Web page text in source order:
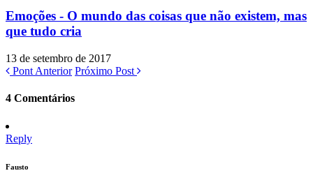
Emoções - O mundo das coisas que não existem, mas
que tudo cria
13 de setembro de 2017
Pont Anterior Próximo Post
4 Comentários
Reply
Fausto